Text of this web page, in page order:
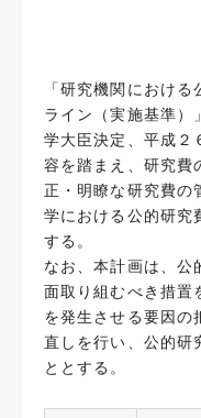
「研究機関におけ
ライン（実施基準）
学大臣決定、平成２
容を踏まえ、研究費
正・明瞭な研究費の
学における公的研究
する。
なお、本計画は、公
面取り組むべき措置
を発生させる要因の
直しを行い、公的研
ととする。